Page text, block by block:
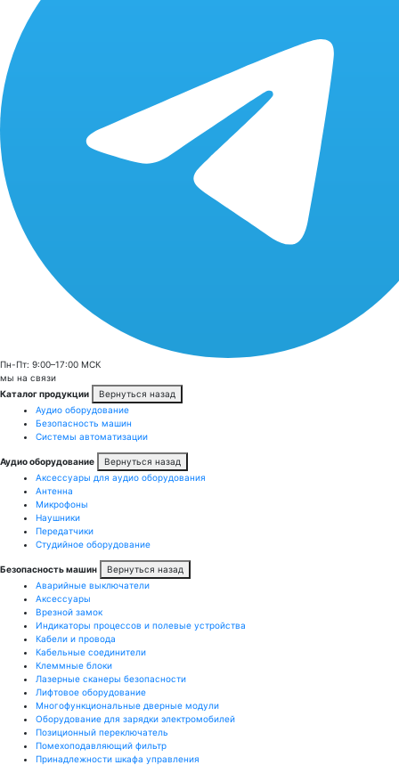
Пн-Пт: 9:00–17:00 МСК
мы на связи
Каталог продукции
Вернуться назад
Аудио оборудование
Безопасность машин
Системы автоматизации
Аудио оборудование
Вернуться назад
Аксессуары для аудио оборудования
Антенна
Микрофоны
Наушники
Передатчики
Студийное оборудование
Безопасность машин
Вернуться назад
Аварийные выключатели
Аксессуары
Врезной замок
Индикаторы процессов и полевые устройства
Кабели и провода
Кабельные соединители
Клеммные блоки
Лазерные сканеры безопасности
Лифтовое оборудование
Многофункциональные дверные модули
Оборудование для зарядки электромобилей
Позиционный переключатель
Помехоподавляющий фильтр
Принадлежности шкафа управления